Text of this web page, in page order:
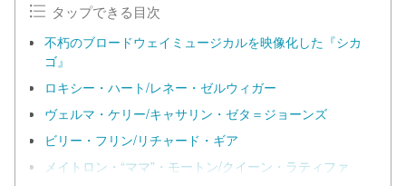
タップできる目次
不朽のブロードウェイミュージカルを映像化した『シカ
ゴ』
ロキシー・ハート/レネー・ゼルウィガー
ヴェルマ・ケリー/キャサリン・ゼタ＝ジョーンズ
ビリー・フリン/リチャード・ギア
メイトロン・“ママ”・モートン/クイーン・ラティファ